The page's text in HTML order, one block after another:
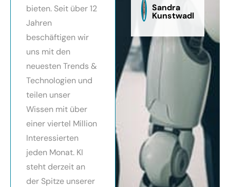
bieten. Seit über 12
Jahren
beschäftigen wir
uns mit den
neuesten Trends &
Technologien und
teilen unser
Wissen mit über
einer viertel Million
Interessierten
jeden Monat. KI
steht derzeit an
der Spitze unserer
Sandra
Kunstwadl